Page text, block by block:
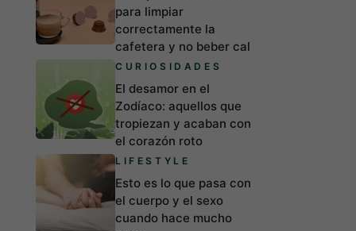
para limpiar
correctamente la
cafetera y no beber cal
CURIOSIDADES
El desamor en el
Zodíaco: aquellos que
tropiezan y acaban con
el corazón roto
LIFESTYLE
Esto es lo que pasa con
el cuerpo y el sexo
cuando hace mucho